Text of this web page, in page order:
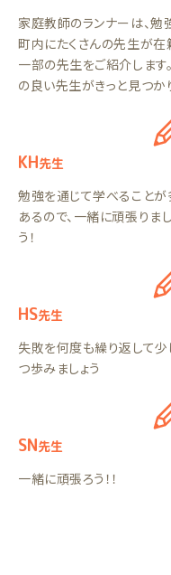
家庭教師のランナーは、
町内にたくさんの先生が在
一部の先生をご紹介します
の良い先生がきっと見つか
KH先生
勉強を通じて学べることが
あるので、一緒に頑張りま
う！
HS先生
失敗を何度も繰り返して少
つ歩みましょう
SN先生
一緒に頑張ろう！！